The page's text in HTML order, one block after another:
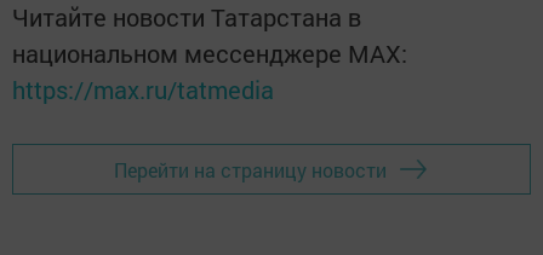
Читайте новости Татарстана в
национальном мессенджере MАХ:
https://max.ru/tatmedia
Перейти на страницу новости